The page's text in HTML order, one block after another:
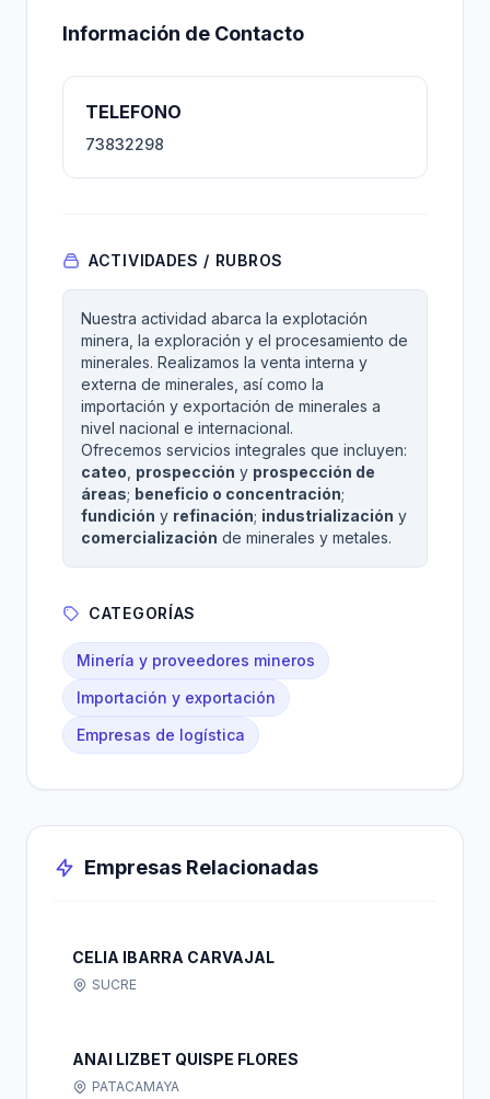
Información de Contacto
TELEFONO
73832298
ACTIVIDADES / RUBROS
Nuestra actividad abarca la explotación
minera, la exploración y el procesamiento de
minerales. Realizamos la venta interna y
externa de minerales, así como la
importación y exportación de minerales a
nivel nacional e internacional.
Ofrecemos servicios integrales que incluyen:
cateo prospección y prospección de
áreas; beneficio o concentración;
fundición y refinación; industrialización y
comercialización de minerales y metales.
CATEGORÍAS
Minería y proveedores mineros
Importación y exportación
Empresas de logística
Empresas Relacionadas
CELIA IBARRA CARVAJAL
SUCRE
ANAI LIZBET QUISPE FLORES
PATACAMAYA